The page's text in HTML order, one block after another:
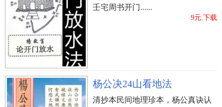
壬宅周书开门......
9元.下载
杨公决24山看地法
清抄本民间地理珍本，杨公真诀认